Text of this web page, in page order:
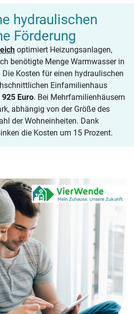
hydraulischen
Förderung
optimiert Heizungsanlagen,
benötigte Menge Warmwasser in
Kosten für einen hydraulischen
Einfamilienhaus
925 Euro. Bei Mehrfamilienhäusern
abhängig von der Größe des
der Wohneinheiten. Dank
die Kosten um 15 Prozent.